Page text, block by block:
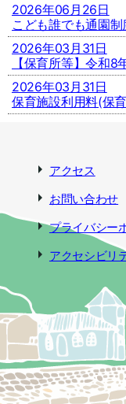
2026年06月26日
こども誰でも通園
2026年03月31日
【保育所等】令和
2026年03月31日
保育施設利用料(保
アクセス
お問い合わせ
プライバシー
アクセシビリ